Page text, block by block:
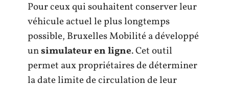
Pour ceux qui souhaitent conserver leur
véhicule actuel le plus longtemps
possible, Bruxelles Mobilité a développé
unsimulateur en ligne. Cet outil
permet aux propriétaires de déterminer
la date limite de circulation de leur